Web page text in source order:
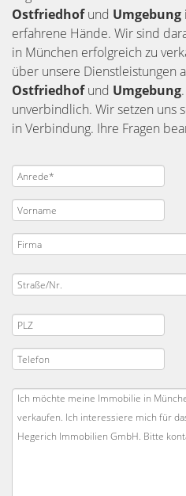
Ostfriedhofund Umgebung
erfahrene Hände. Wir sind
in München erfolgreich zu
über unsere Dienstleistungen
Ostfriedhofund Umgebung
unverbindlich. Wir setzen uns
in Verbindung. Ihre Fragen